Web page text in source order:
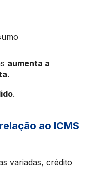
aumenta a
.
.
ao ICMS
variadas, crédito